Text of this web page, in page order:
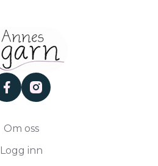
facebookinstagram
Om oss
Logg inn